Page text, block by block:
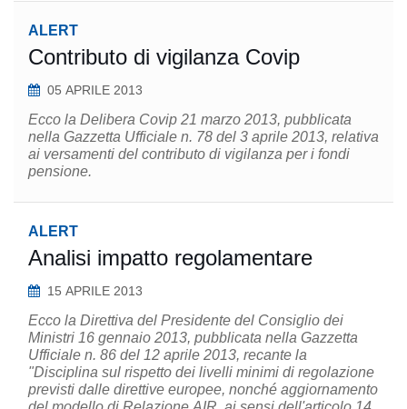
ALERT
Contributo di vigilanza Covip
05 APRILE 2013
Ecco la Delibera Covip 21 marzo 2013, pubblicata
nella Gazzetta Ufficiale n. 78 del 3 aprile 2013, relativa
ai versamenti del contributo di vigilanza per i fondi
pensione.
ALERT
Analisi impatto regolamentare
15 APRILE 2013
Ecco la Direttiva del Presidente del Consiglio dei
Ministri 16 gennaio 2013, pubblicata nella Gazzetta
Ufficiale n. 86 del 12 aprile 2013, recante la
"Disciplina sul rispetto dei livelli minimi di regolazione
previsti dalle direttive europee, nonché aggiornamento